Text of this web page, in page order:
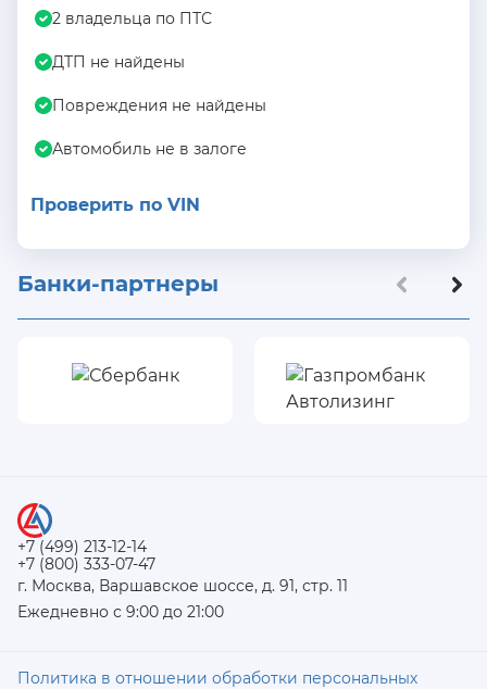
2 владельца по ПТС
ДТП не найдены
Повреждения не найдены
Автомобиль не в залоге
Проверить по VIN
Банки-партнеры
+7 (499) 213-12-14
+7 (800) 333-07-47
г. Москва, Варшавское шоссе, д. 91, стр. 11
Ежедневно с 9:00 до 21:00
Политика в отношении обработки персональных